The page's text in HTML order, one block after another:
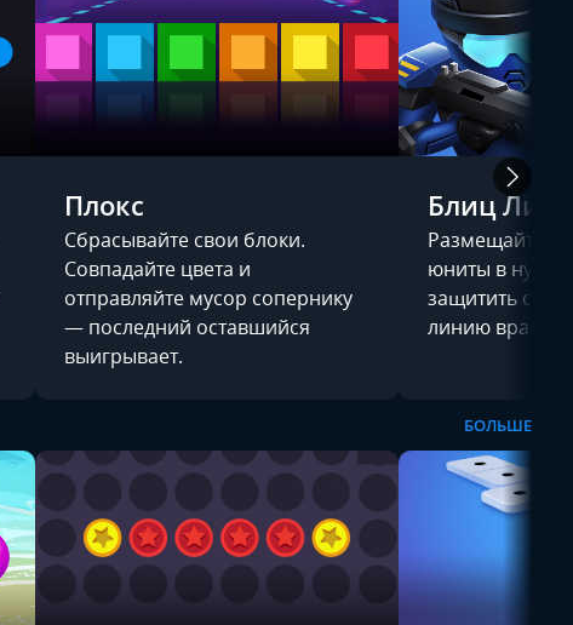
Плокс
Сбрасывайте свои блоки.
Совпадайте цвета и
отправляйте мусор сопернику
— последний оставшийся
выигрывает.
Блиц Лиг
Размещайте
юниты в
защитить
линию врага.
БОЛЬШЕ